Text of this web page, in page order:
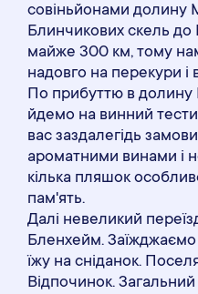
совіньйонами долину
Блинчикових скель до
майже 300 км, тому
надовго на перекури і
По прибуттю в долину
йдемо на винний
вас заздалегідь
ароматними винами і
кілька пляшок
пам'ять.
Далі невеликий
Бленхейм. Заїжджаємо
їжу на сніданок.
Відпочинок.